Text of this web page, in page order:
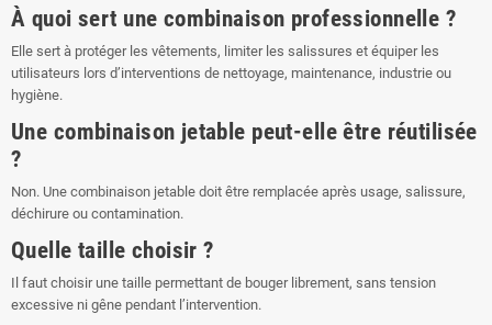
À quoi sert une combinaison professionnelle ?
Elle sert à protéger les vêtements, limiter les salissures et équiper les
utilisateurs lors d’interventions de nettoyage, maintenance, industrie ou
hygiène.
Une combinaison jetable peut-elle être réutilisée
?
Non. Une combinaison jetable doit être remplacée après usage, salissure,
déchirure ou contamination.
Quelle taille choisir ?
Il faut choisir une taille permettant de bouger librement, sans tension
excessive ni gêne pendant l’intervention.